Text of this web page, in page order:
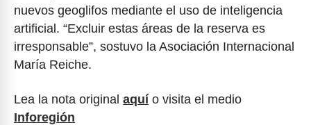
nuevos geoglifos mediante el uso de inteligencia
artificial. “Excluir estas áreas de la reserva es
irresponsable”, sostuvo la Asociación Internacional
María Reiche.
Lea la nota original aquí o visita el medio
Inforegión